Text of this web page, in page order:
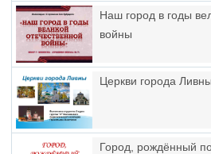
Наш город в годы
войны
Церкви города Ливны
Город, рождённый